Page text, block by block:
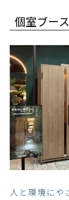
個室ブー
人と環境にや